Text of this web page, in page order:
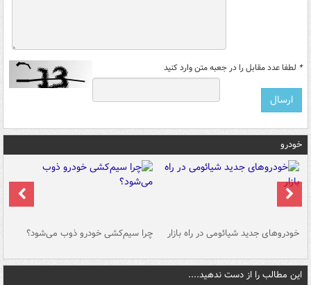
* لطفا عدد مقابل را در جعبه متن وارد کنید
خودرو
خودروهای جدید شیائومی در راه بازار چرا سیم‌کشی خودرو ذوب می‌شود؟
این مطالب را از دست ندهید....